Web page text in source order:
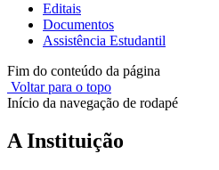
Editais
Documentos
Assistência Estudantil
Fim do conteúdo da página
Voltar para o topo
Início da navegação de rodapé
A Instituição